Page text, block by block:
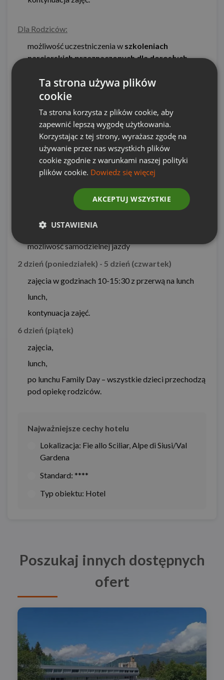
Dla Rodziców:
możliwość uczestniczenia w szkoleniach
narciarskich przeznaczonych dla dorosłych
na etapie rezerwacji lub maksymalnie na 14 dni
przed wyjazdem).
szkolenia narciarskie poranne w godz. 10.00-
12.00/szkolenia narciarskie popołudniowe w godz.
13.30-15.30- koszt 245 EUR/6 dni.
Godziny szkoleń ustalane są z kierownikiem
instruktorów na miejscu.
Ważne: w przypadku zbyt małej ilości uczestników
szkolenia dla dorosłych mogą zostać anulowane
możliwość samodzielnej jazdy
2 dzień (poniedziałek) - 5 dzień (czwartek)
zajęcia w godzinach 10-15:30 z przerwą na lunch
lunch,
kontynuacja zajęć.
6 dzień (piątek)
zajęcia,
lunch,
po lunchu Family Day – wszystkie dzieci przechodzą
pod opiekę rodziców.
Najważniejsze cechy hotelu
Lokalizacja: Fie allo Sciliar,Alpe di Siusi/Val
Gardena
Standard: ****
Typ obiektu: Hotel
Poszukaj innych dostępnych
ofert
Ta strona używa plików
cookie
Ta strona korzysta z plików cookie, aby
zapewnić lepszą wygodę użytkowania.
Korzystając z tej strony, wyrażasz zgodę na
używanie przez nas wszystkich plików
cookie zgodnie z warunkami naszej polityki
plików cookie. Dowiedz się więcej
AKCEPTUJ WSZYSTKIE
USTAWIENIA